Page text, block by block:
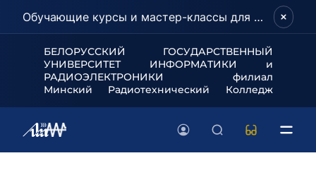
Обучающие курсы и мастер-классы для школьников и абитуриентов!
БЕЛОРУССКИЙ ГОСУДАРСТВЕННЫЙ
УНИВЕРСИТЕТ ИНФОРМАТИКИ и
РАДИОЭЛЕКТРОНИКИ филиал
Минский Радиотехнический Колледж